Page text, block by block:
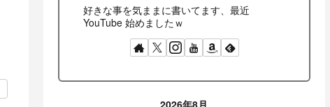
好きな事を気ままに書いてます、最近
YouTube 始めましたｗ
2026年8月